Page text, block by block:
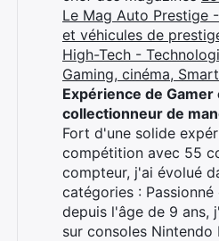
Le Mag Auto Prestige
et véhicules de
High-Tech -
Gaming, cinéma,
Expérience de Gamer
collectionneur de
Fort d'une solide
compétition avec 55
compteur, j'ai évolué
catégories :
depuis l'âge de 9 ans,
sur consoles Nintendo
Rechercher